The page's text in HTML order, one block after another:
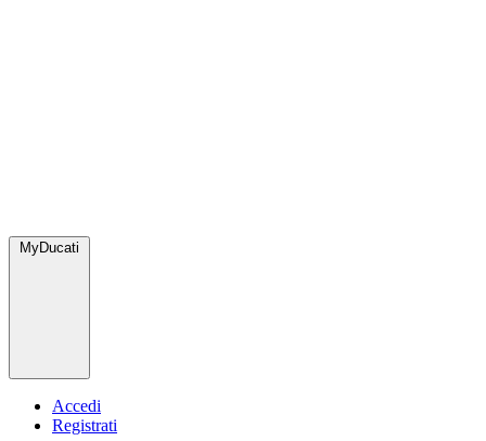
MyDucati
Accedi
Registrati